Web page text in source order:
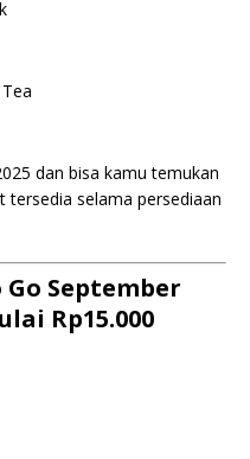
dan bisa kamu temukan
tersedia selama persediaan
September
Rp15.000